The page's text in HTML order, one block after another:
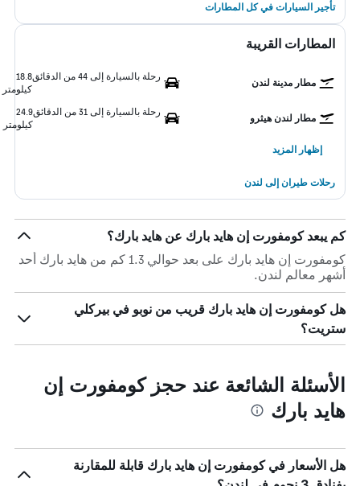
تأجير السيارات في كل المطارات
المطارات القريبة
مطار مدينة لندن
رحلة بالسيارة إلى 44 من الدقائق
18.8
كيلومتر
مطار لندن هيثرو
رحلة بالسيارة إلى 31 من الدقائق
24.9
كيلومتر
إظهار المزيد
رحلات طيران إلى لندن
كم يبعد كومفورت إن هايد بارك عن هايد بارك؟
كومفورت إن هايد بارك على بعد حوالي 1.3 كم من هايد بارك أحد
أشهر معالم لندن.
هل كومفورت إن هايد بارك قريب من نوبو في بيركلي
ستريت؟
الأسئلة الشائعة عند حجز كومفورت إن
هايد بارك
هل الأسعار في كومفورت إن هايد بارك قابلة للمقارنة